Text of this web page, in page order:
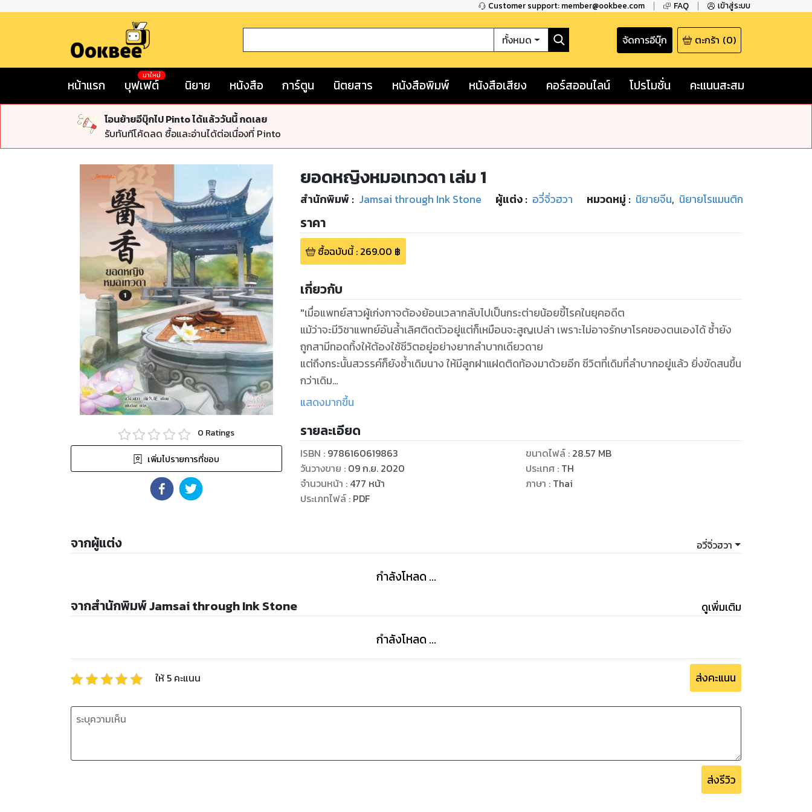
Customer support: member@ookbee.com FAQ เข้าสู่ระบบ
ทั้งหมด จัดการอีบุ๊ก ตะกร้า (0)
หน้าแรก บุฟเฟต์
มาใหม่
นิยาย หนังสือ การ์ตูน นิตยสาร หนังสือพิมพ์ หนังสือเสียง คอร์สออนไลน์ โปรโมชั่น คะแนนสะสม
โอนย้ายอีบุ๊กไป Pinto ได้แล้ววันนี้ กดเลย
รับทันทีโค้ดลด ซื้อและอ่านได้ต่อเนื่องที่ Pinto
0 Ratings
เพิ่มไปรายการที่ชอบ
ยอดหญิงหมอเทวดา เล่ม 1
สำนักพิมพ์ : Jamsai through Ink Stone ผู้แต่ง : อวี่จิ่วฮวา หมวดหมู่ : นิยายจีน, นิยายโรแมนติก
ราคา
ซื้อฉบับนี้: 269.00 ฿
เกี่ยวกับ
"เมื่อแพทย์สาวผู้เก่งกาจต้องย้อนเวลากลับไปเป็นกระต่ายน้อยขี้โรคในยุคอดีต
แม้ว่าจะมีวิชาแพทย์อันล้ำเลิศติดตัวอยู่แต่ก็เหมือนจะสูญเปล่า เพราะไม่อาจรักษาโรคของตนเองได้ ซ้ำยัง
ถูกสามีทอดทิ้งให้ต้องใช้ชีวิตอยู่อย่างยากลำบากเดียวดาย
แต่ถึงกระนั้นสวรรค์ก็ยังซ้ำเดิมนาง ให้มีลูกฝาแฝดติดท้องมาด้วยอีก ชีวิตที่เดิมที่ลำบากอยู่แล้ว ยิ่งขัดสนขึ้น
กว่าเดิม
แต่ก็เอาเถอะ...มีวิชาเหมือนมีทรัพย์อยู่นับแสน วิชาแพทย์ของนางจะต้องสร้างประวัติการณ์ พลิกชีวิตใหม่ให้
แสดงมากขึ้น
รายละเอียด
ISBN : 9786160619863
วันวางขาย : 09 ก.ย. 2020
จำนวนหน้า : 477 หน้า
ประเภทไฟล์: PDF
ขนาดไฟล์: 28.57 MB
ประเทศ : TH
ภาษา : Thai
จากผู้แต่ง อวี่จิ่วฮวา
กำลังโหลด ...
จากสำนักพิมพ์ Jamsai through Ink Stone ดูเพิ่มเติม
กำลังโหลด ...
ให้ 5 คะแนน ส่งคะแนน
ส่งรีวิว